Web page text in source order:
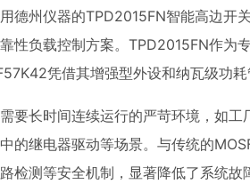
德州仪器的TPD2015FN智能高边
性负载控制方案。TPD2015FN作为
凭借其增强型外设和纳瓦级功
要长时间连续运行的严苛环境，如
的继电器驱动等场景。与传统的
检测等安全机制，显著降低了系统